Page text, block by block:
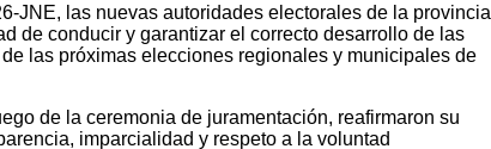
JNE, las nuevas autoridades electorales de la provincia
de conducir y garantizar el correcto desarrollo de las
las próximas elecciones regionales y municipales de
de la ceremonia de juramentación, reafirmaron su
imparcialidad y respeto a la voluntad